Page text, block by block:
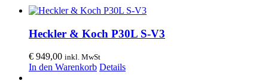
Heckler & Koch P30L S-V3
€ 949,00 inkl. MwSt
In den Warenkorb Details